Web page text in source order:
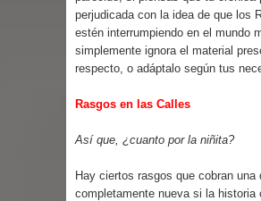
perjudicada con la idea de que los
estén interrumpiendo en el mundo
simplemente ignora el material
respecto, o adáptalo según tus
Rasgos en las Calles
Así que, ¿cuanto por la niñita?
Hay ciertos rasgos que cobran una
completamente nueva si la historia